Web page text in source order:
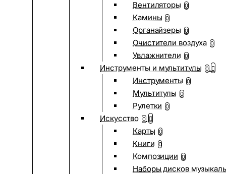
Вентиляторы 0
Камины 0
Органайзеры 0
Очистители воздуха 0
Увлажнители 0
Инструменты и мультитулы 0
Инструменты 0
Мультитулы 0
Рулетки 0
Искусство 0
Карты 0
Книги 0
Композиции 0
Наборы дисков